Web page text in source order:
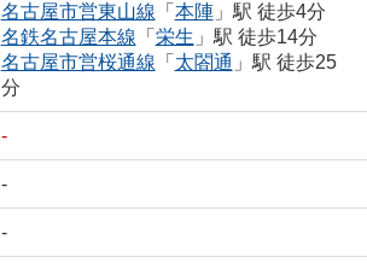
名古屋市営東山線 「 本陣」駅 徒歩4分
名鉄名古屋本線 「 栄生 」駅 徒歩14分
名古屋市営桜通線 「 太閤通 」駅 徒歩25
分
-
-
-